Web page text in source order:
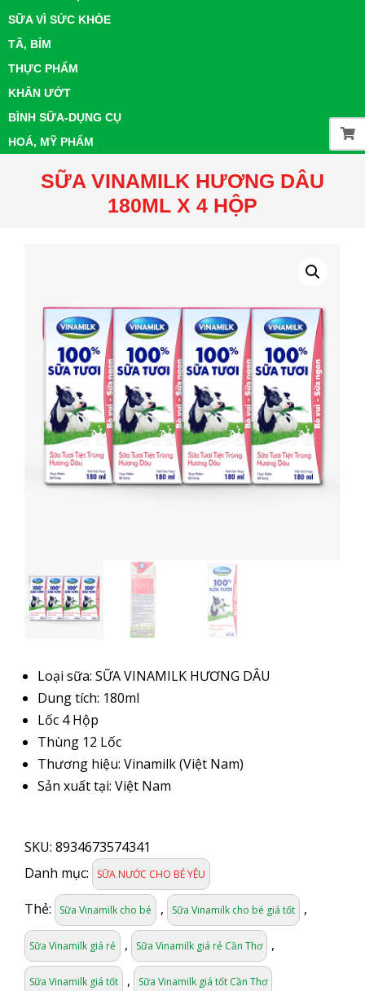
SỮA VÌ SỨC KHỎE
TÃ, BỈM
THỰC PHẨM
KHĂN ƯỚT
BÌNH SỮA-DỤNG CỤ
HOÁ, MỸ PHẨM
SỮA VINAMILK HƯƠNG DÂU
180ML X 4 HỘP
Loại sữa: SỮA VINAMILK HƯƠNG DÂU
Dung tích: 180ml
Lốc 4 Hộp
Thùng 12 Lốc
Thương hiệu: Vinamilk (Việt Nam)
Sản xuất tại: Việt Nam
HƯƠNG
DÂU
180ML
X
4
HỘP
số
lượng
SKU: 8934673574341
Danh mục:
SỮA NƯỚC CHO BÉ YÊU
Thẻ: Sữa Vinamilk cho bé , Sữa Vinamilk cho bé giá tốt ,
Sữa Vinamilk giá rẻ , Sữa Vinamilk giá rẻ Cần Thơ ,
Sữa Vinamilk giá tốt , Sữa Vinamilk giá tốt Cần Thơ